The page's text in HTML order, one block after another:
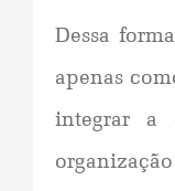
Dessa
apenas
integrar a